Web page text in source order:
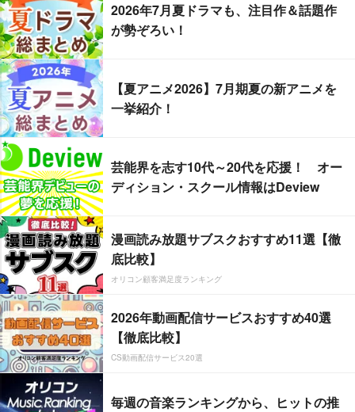
2026年7月夏ドラマも、注目作＆話題作
が勢ぞろい！
【夏アニメ2026】7月期夏の新アニメを
一挙紹介！
芸能界を志す10代～20代を応援！ オー
ディション・スクール情報はDeview
漫画読み放題サブスクおすすめ11選【徹
底比較】
オリコン顧客満足度ランキング
2026年動画配信サービスおすすめ40選
【徹底比較】
CS動画配信サービス20選
毎週の音楽ランキングから、ヒットの推